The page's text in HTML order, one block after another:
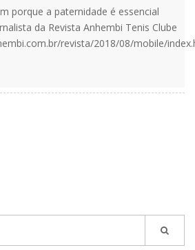
porque a paternidade é essencial
da Revista Anhembi Tenis Clube
revista/2018/08/mobile/